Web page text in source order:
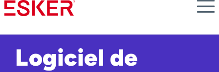
Skip
to
content
Logiciel de